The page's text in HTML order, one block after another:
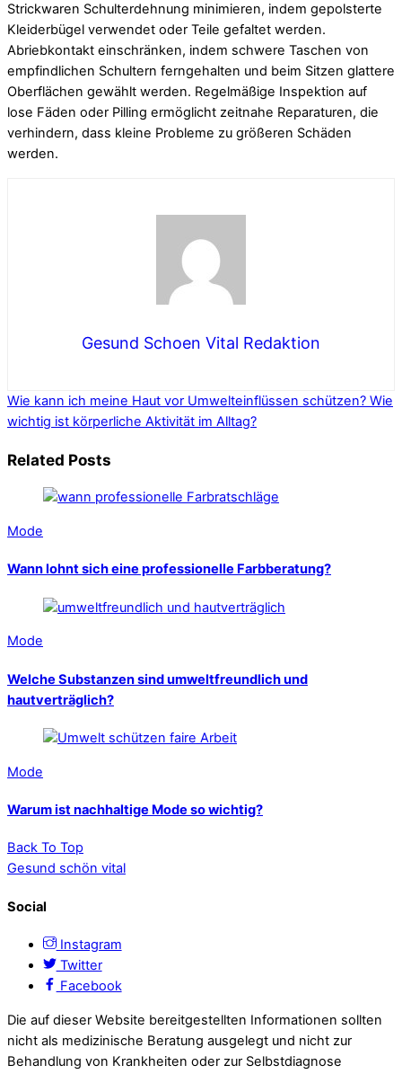
Strickwaren Schulterdehnung minimieren, indem gepolsterte
Kleiderbügel verwendet oder Teile gefaltet werden.
Abriebkontakt einschränken, indem schwere Taschen von
empfindlichen Schultern ferngehalten und beim Sitzen glattere
Oberflächen gewählt werden. Regelmäßige Inspektion auf
lose Fäden oder Pilling ermöglicht zeitnahe Reparaturen, die
verhindern, dass kleine Probleme zu größeren Schäden
werden.
Gesund Schoen Vital Redaktion
Wie kann ich meine Haut vor Umwelteinflüssen schützen? Wie
wichtig ist körperliche Aktivität im Alltag?
Related Posts
Mode
Wann lohnt sich eine professionelle Farbberatung?
Mode
Welche Substanzen sind umweltfreundlich und
hautverträglich?
Mode
Warum ist nachhaltige Mode so wichtig?
Back To Top
Gesund schön vital
Social
Instagram
Twitter
Facebook
Die auf dieser Website bereitgestellten Informationen sollten
nicht als medizinische Beratung ausgelegt und nicht zur
Behandlung von Krankheiten oder zur Selbstdiagnose